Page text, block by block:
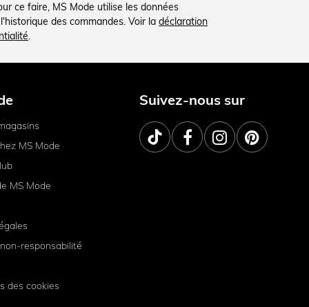
ce faire, MS Mode utilise les données
des commandes. Voir la déclaration
.
MS Mode
MS Mode
responsabilité
des cookies
Suivez-nous sur